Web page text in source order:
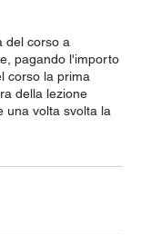
del corso a
pagando l'importo
corso la prima
della lezione
una volta svolta la